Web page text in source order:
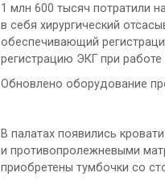
1 млн 600 тысяч потратили
в себя хирургический
обеспечивающий
регистрацию ЭКГ при
Обновлено оборудование
В палатах появились
и противопролежневыми
приобретены тумбочки со